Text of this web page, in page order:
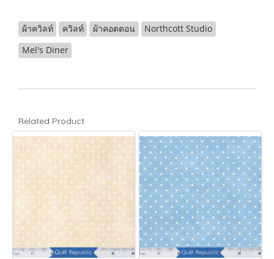
ผ้าควิลท์ ควิลท์ ผ้าคอตตอน
Northcott Studio
Mel's Diner
Related Product